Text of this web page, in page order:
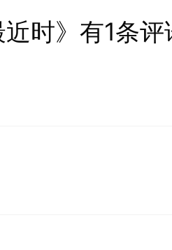
近时》有1条评